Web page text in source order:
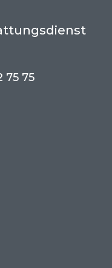
75